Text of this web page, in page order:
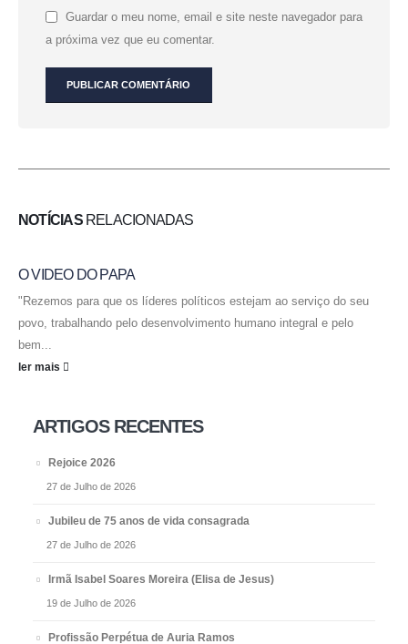
Guardar o meu nome, email e site neste navegador para
a próxima vez que eu comentar.
NOTÍCIASRELACIONADAS
O VIDEO DO PAPA
"Rezemos para que os líderes políticos estejam ao serviço do seu
povo, trabalhando pelo desenvolvimento humano integral e pelo
bem...
ler mais
ARTIGOS RECENTES
Rejoice 2026
27 de Julho de 2026
Jubileu de 75 anos de vida consagrada
27 de Julho de 2026
Irmã Isabel Soares Moreira (Elisa de Jesus)
19 de Julho de 2026
Profissão Perpétua de Auria Ramos